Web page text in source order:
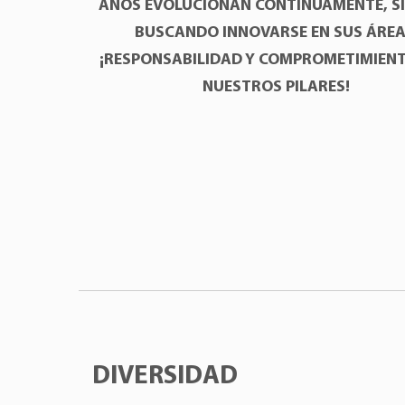
AÑOS EVOLUCIONAN CONTINUAMENTE,
BUSCANDO INNOVARSE EN SUS
¡RESPONSABILIDAD Y
NUESTROS PILARES!
DIVERSIDAD